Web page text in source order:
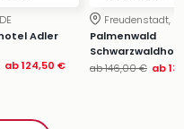
Adler
ab124,50 €
Freudenstadt,
Palmenwald
Schwarzwaldhof
ab146,00 € ab